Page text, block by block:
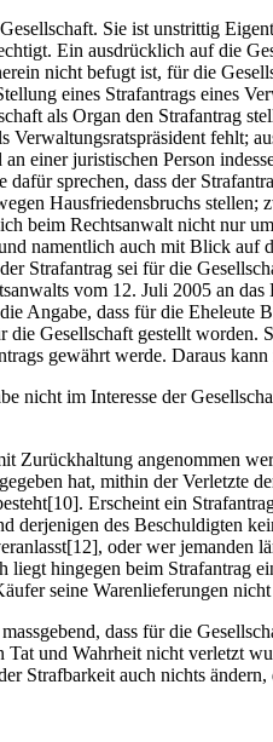
Sie ist unstrittig
Ein ausdrücklich auf die
nicht befugt ist, für die
eines Strafantrags eines
als Organ den Strafantrag
fehlt;
einer juristischen Person
sprechen, dass der
Hausfriedensbruchs
beim Rechtsanwalt nicht nur
namentlich auch mit Blick
Strafantrag sei für die
vom 12. Juli 2005 an
Angabe, dass für die Eheleute
die Gesellschaft gestellt
gewährt werde. Daraus
nicht im Interesse der
Zurückhaltung angenommen
hat, mithin der Verletzte
Erscheint ein
derjenigen des Beschuldigten
oder wer jemanden
hingegen beim Strafantrag
seine Warenlieferungen
dass für die
Tat und Wahrheit nicht verletzt
Strafbarkeit auch nichts